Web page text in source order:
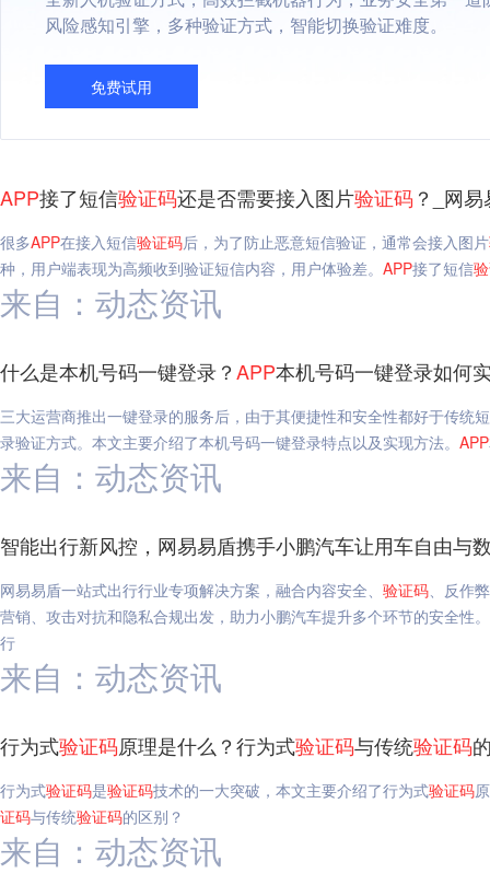
风险感知引擎，多种验证方式，智能切换验证难度。
免费试用
APP接了短信验证码还是否需要接入图片验证码 ？_网
很多APP在接入短信验证码后，为了防止恶意短信验证，通常会接入图片
种，用户端表现为高频收到验证短信内容，用户体验差。 APP接了短信
来自：动态资讯
什么是本机号码一键登录？APP本机号码一键登录如何
三大运营商推出一键登录的服务后，由于其便捷性和安全性都好于传统
录验证方式。本文主要介绍了本机号码一键登录特点以及实现方法。 APP
来自：动态资讯
智能出行新风控，网易易盾携手小鹏汽车让用车自由与
网易易盾一站式出行行业专项解决方案，融合内容安全、 验证码、反作
营销、攻击对抗和隐私合规出发，助力小鹏汽车提升多个环节的安全性
行
来自：动态资讯
行为式验证码原理是什么？行为式验证码与传统验证码
行为式验证码是验证码技术的一大突破，本文主要介绍了行为式验证码
证码与传统验证码的区别？
来自：动态资讯